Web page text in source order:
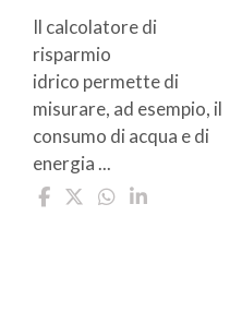
Il calcolatore di
risparmio
idrico permette di
misurare, ad esempio, il
consumo di acqua e di
energia ...